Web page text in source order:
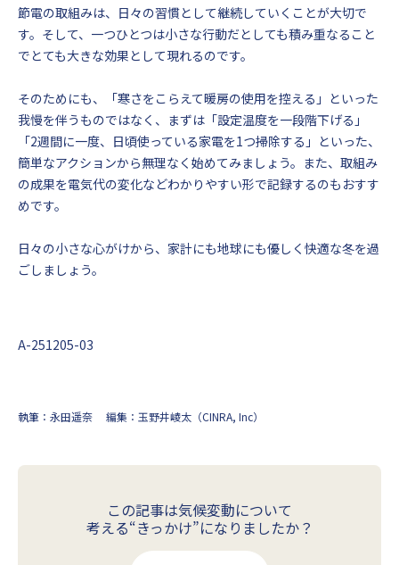
節電の取組みは、日々の習慣として継続していくことが大切で
す。そして、一つひとつは小さな行動だとしても積み重なること
でとても大きな効果として現れるのです。
そのためにも、「寒さをこらえて暖房の使用を控える」といった
我慢を伴うものではなく、まずは「設定温度を一段階下げる」
「2週間に一度、日頃使っている家電を1つ掃除する」といった、
簡単なアクションから無理なく始めてみましょう。また、取組み
の成果を電気代の変化などわかりやすい形で記録するのもおすす
めです。
日々の小さな心がけから、家計にも地球にも優しく快適な冬を過
ごしましょう。
A-251205-03
執筆：永田遥奈 編集：玉野井崚太（CINRA, Inc）
この記事は気候変動について
考える“きっかけ”になりましたか？